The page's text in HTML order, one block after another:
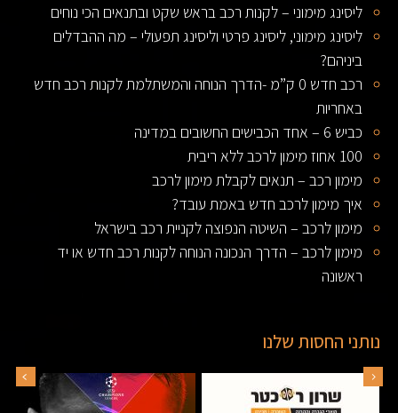
ליסינג מימוני – לקנות רכב בראש שקט ובתנאים הכי נוחים
ליסינג מימוני, ליסינג פרטי וליסינג תפעולי – מה ההבדלים
ביניהם?
רכב חדש 0 ק”מ -הדרך הנוחה והמשתלמת לקנות רכב חדש
באחריות
כביש 6 – אחד הכבישים החשובים במדינה
100 אחוז מימון לרכב ללא ריבית
מימון רכב – תנאים לקבלת מימון לרכב
איך מימון לרכב חדש באמת עובד?
מימון לרכב – השיטה הנפוצה לקניית רכב בישראל
מימון לרכב – הדרך הנכונה הנוחה לקנות רכב חדש או יד
ראשונה
נותני החסות שלנו